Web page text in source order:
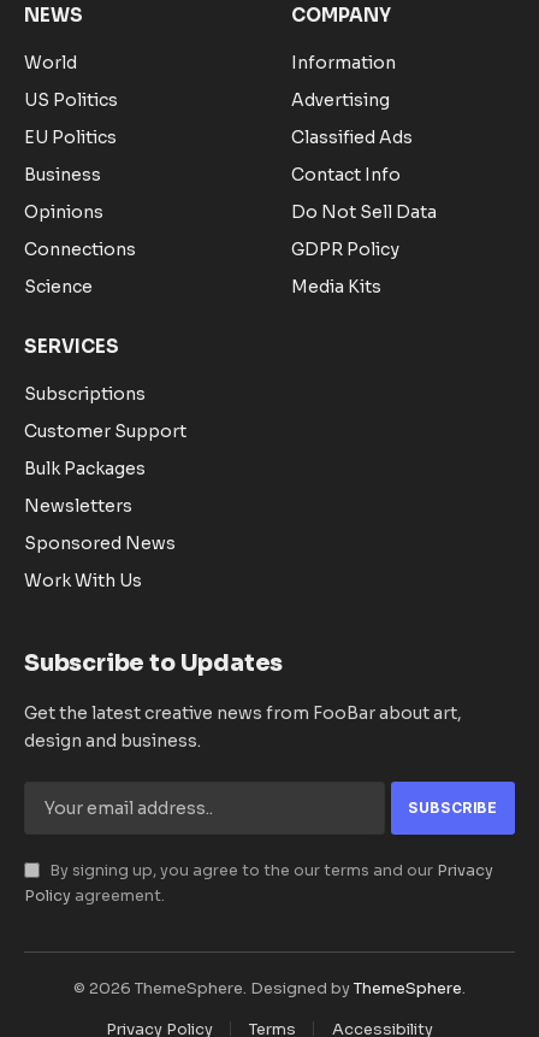
NEWS
World
US Politics
EU Politics
Business
Opinions
Connections
Science
COMPANY
Information
Advertising
Classified Ads
Contact Info
Do Not Sell Data
GDPR Policy
Media Kits
SERVICES
Subscriptions
Customer Support
Bulk Packages
Newsletters
Sponsored News
Work With Us
Subscribe to Updates
Get the latest creative news from FooBar about art,
design and business.
By signing up, you agree to the our terms and our Privacy
Policy agreement.
© 2026 ThemeSphere. Designed byThemeSphere.
Privacy Policy
Terms Accessibility